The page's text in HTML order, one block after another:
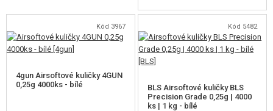
Kód 3967
4gun Airsoftové kuličky 4GUN
0,25g 4000ks - bílé
Kód 5482
BLS Airsoftové kuličky BLS
Precision Grade 0,25g | 4000
ks | 1 kg - bílé